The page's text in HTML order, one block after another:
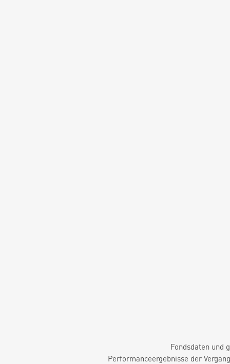
Fondsdaten und
Performanceergebnisse der